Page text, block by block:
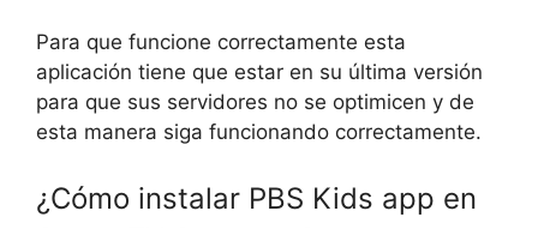
Para que funcione correctamente esta
aplicación tiene que estar en su última versión
para que sus servidores no se optimicen y de
esta manera siga funcionando correctamente.
¿Cómo instalar PBS Kids app en